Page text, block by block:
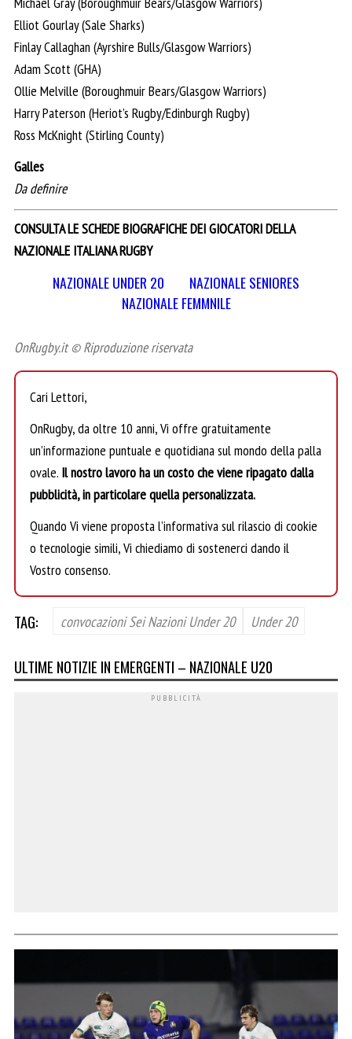
Elliot Gourlay (Sale Sharks)
Finlay Callaghan (Ayrshire Bulls/Glasgow Warriors)
Adam Scott (GHA)
Ollie Melville (Boroughmuir Bears/Glasgow Warriors)
Harry Paterson (Heriot’s Rugby/Edinburgh Rugby)
Ross McKnight (Stirling County)
Galles
Da definire
CONSULTA LE SCHEDE BIOGRAFICHE DEI GIOCATORI DELLA
NAZIONALE ITALIANA RUGBY
NAZIONALE UNDER 20
NAZIONALE SENIORES
NAZIONALE FEMMNILE
OnRugby.it © Riproduzione riservata
Cari Lettori,
OnRugby, da oltre 10 anni, Vi offre gratuitamente
un’informazione puntuale e quotidiana sul mondo della palla
ovale. Il nostro lavoro ha un costo che viene ripagato dalla
pubblicità, in particolare quella personalizzata.
Quando Vi viene proposta l’informativa sul rilascio di cookie
o tecnologie simili, Vi chiediamo di sostenerci dando il
Vostro consenso.
TAG: convocazioni Sei Nazioni Under 20 Under 20
ULTIME NOTIZIE IN EMERGENTI – NAZIONALE U20